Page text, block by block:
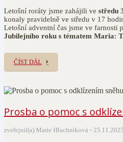
Letošní roráty jsme zahájili ve středu
konaly pravidelně ve středu v 17
Letošní adventní čas jsme ve farnosti
Jubilejního roku s tématem Maria:
ČÍST DÁL
Prosba o pomoc s
zveřejnil(a) Marie Hluchníková 25.11.2025